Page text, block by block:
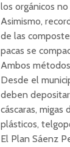
los orgánicos
Asimismo,
de las
pacas se
Ambos
Desde el
deben
cáscaras,
plásticos,
El Plan Sáenz